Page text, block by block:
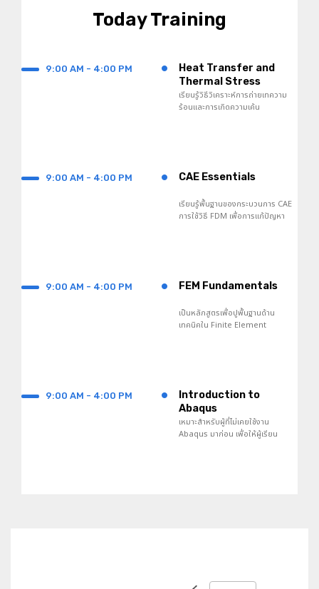
Today Training
9:00 AM - 4:00 PM •
Heat Transfer and
Thermal Stress
Analyses
เรียนรู้วิธีวิเคราะห์การถ่ายเทความ
ร้อนและการเกิดความเค้น
9:00 AM - 4:00 PM • CAE Essentials
เรียนรู้พื้นฐานของกระบวนการ CAE
การใช้วิธี FDM เพื่อการแก้ปัญหา
9:00 AM - 4:00 PM • FEM Fundamentals
เป็นหลักสูตรเพื่อปูพื้นฐานด้าน
เทคนิคใน Finite Element
9:00 AM - 4:00 PM •
Introduction to
Abaqus
เหมาะสำหรับผู้ที่ไม่เคยใช้งาน
Abaqus มาก่อน เพื่อให้ผู้เรียน